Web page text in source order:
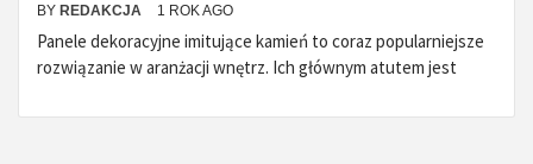
BY REDAKCJA 1 ROK AGO
Panele dekoracyjne imitujące kamień to coraz popularniejsze
rozwiązanie w aranżacji wnętrz. Ich głównym atutem jest